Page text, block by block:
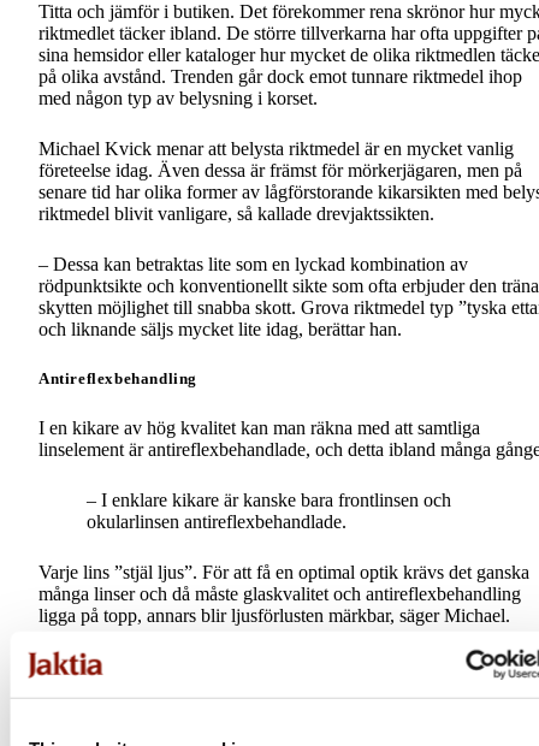
Titta och jämför i butiken. Det förekommer rena skrönor hur
riktmedlet täcker ibland. De större tillverkarna har ofta uppgifter
sina hemsidor eller kataloger hur mycket de olika riktmedlen
på olika avstånd. Trenden går dock emot tunnare riktmedel ihop
med någon typ av belysning i korset.
Michael Kvick menar att belysta riktmedel är en mycket vanlig
företeelse idag. Även dessa är främst för mörkerjägaren, men på
senare tid har olika former av lågförstorande kikarsikten med
riktmedel blivit vanligare, så kallade drevjaktssikten.
– Dessa kan betraktas lite som en lyckad kombination av
rödpunktsikte och konventionellt sikte som ofta erbjuder den
skytten möjlighet till snabba skott. Grova riktmedel typ ”tyska
och liknande säljs mycket lite idag, berättar han.
Antireflexbehandling
I en kikare av hög kvalitet kan man räkna med att samtliga
linselement är antireflexbehandlade, och detta ibland många
– I enklare kikare är kanske bara frontlinsen och
okularlinsen antireflexbehandlade.
Varje lins ”stjäl ljus”. För att få en optimal optik krävs det ganska
många linser och då måste glaskvalitet och antireflexbehandling
ligga på topp, annars blir ljusförlusten märkbar, säger Michael.
Han berättar att alla tillverkare av högklassig optik har sin egen